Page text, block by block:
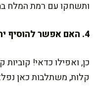
ותשחקו עם רמת המלח
4. האם אפשר להוסיף ירקות?
כן, ואפילו כדאי!
קלות, משתלבות כאן